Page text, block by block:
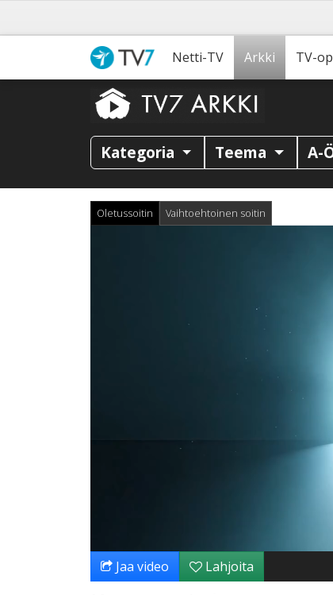
Netti-TV Arkki TV-
Kategoria Teema A-
Oletussoitin Vaihtoehtoinen soitin
Jaa video Lahjoita